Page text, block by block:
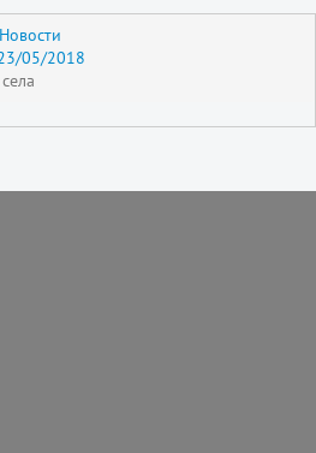
Новости
05/2018